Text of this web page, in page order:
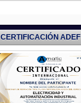
CERTIFICACIÓN ADEF